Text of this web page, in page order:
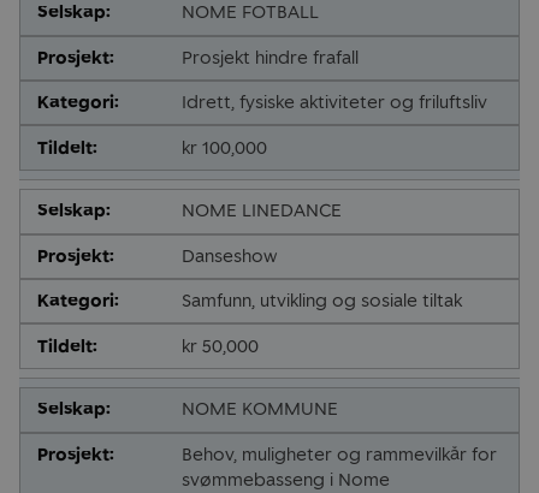
NOME FOTBALL
Prosjekt hindre frafall
Idrett, fysiske aktiviteter og friluftsliv
kr 100,000
NOME LINEDANCE
Danseshow
Samfunn, utvikling og sosiale tiltak
kr 50,000
NOME KOMMUNE
Behov, muligheter og rammevilkår for
svømmebasseng i Nome